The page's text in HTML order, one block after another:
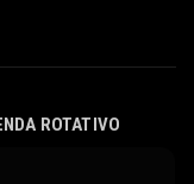
ROTATIVO